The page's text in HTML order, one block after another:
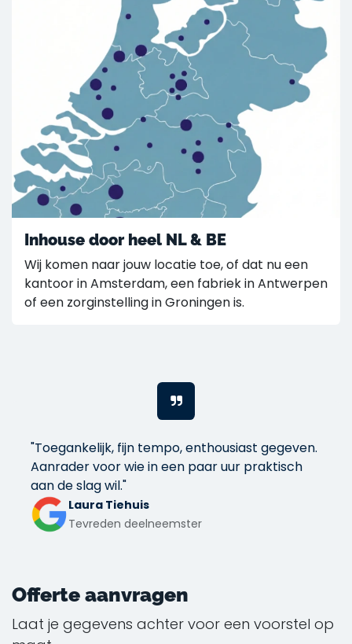
Inhouse door heel NL & BE
Wij komen naar jouw locatie toe, of dat nu een
kantoor in Amsterdam, een fabriek in Antwerpen
of een zorginstelling in Groningen is.
"Toegankelijk, fijn tempo, enthousiast gegeven.
Aanrader voor wie in een paar uur praktisch
aan de slag wil."
Laura Tiehuis
Tevreden deelneemster
Offerte aanvragen
Laat je gegevens achter voor een voorstel op